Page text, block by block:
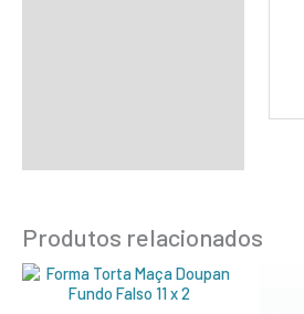
Produtos relacionados